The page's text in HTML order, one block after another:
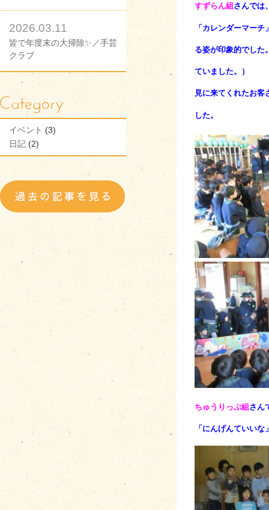
2026.03.11
皆で年度末の大掃除✨／手芸
クラブ
イベント (3)
日記 (2)
すずらん組 さんでは
「カレンダーマー
る姿が印象的でした
ていました。）
見に来てくれたお客
した。
ちゅうりっぷ組 さん
「にんげんていいな